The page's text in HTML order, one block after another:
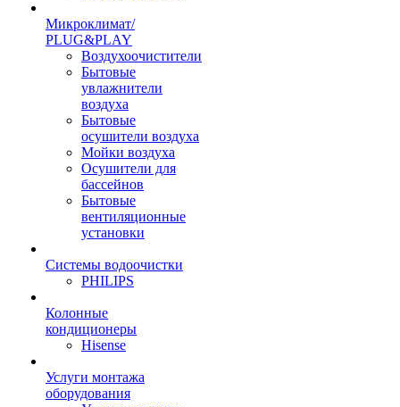
Микроклимат/
PLUG&PLAY
Воздухоочистители
Бытовые
увлажнители
воздуха
Бытовые
осушители воздуха
Мойки воздуха
Осушители для
бассейнов
Бытовые
вентиляционные
установки
Системы водоочистки
PHILIPS
Колонные
кондиционеры
Hisense
Услуги монтажа
оборудования